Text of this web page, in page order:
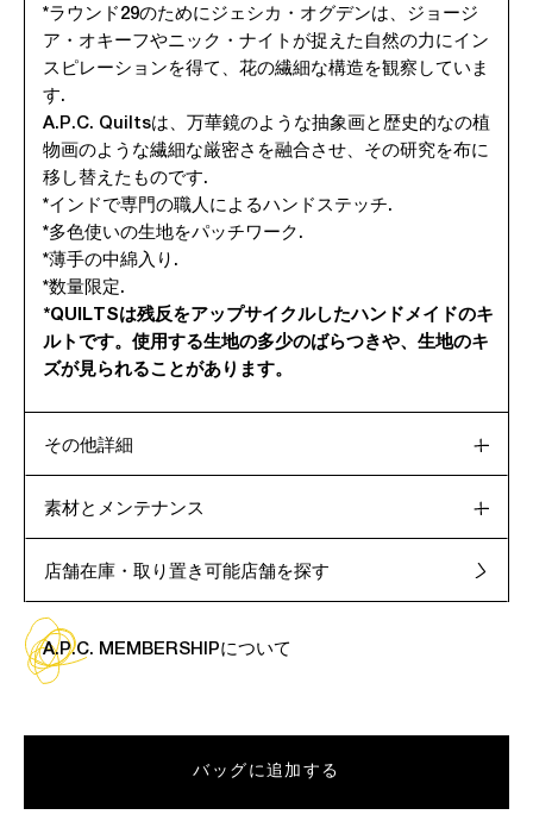
*ラウンド29のためにジェシカ・オグデンは、ジョージ
ア・オキーフやニック・ナイトが捉えた自然の力にイン
スピレーションを得て、花の繊細な構造を観察していま
す.
A.P.C. Quiltsは、万華鏡のような抽象画と歴史的なの植
物画のような繊細な厳密さを融合させ、その研究を布に
移し替えたものです.
*インドで専門の職人によるハンドステッチ.
*多色使いの生地をパッチワーク.
*薄手の中綿入り.
*数量限定.
*QUILTSは残反をアップサイクルしたハンドメイドのキ
ルトです。使用する生地の多少のばらつきや、生地のキ
ズが見られることがあります。
その他詳細
素材とメンテナンス
店舗在庫・取り置き可能店舗を探す
A.P.C. MEMBERSHIPについて
バッグに追加する